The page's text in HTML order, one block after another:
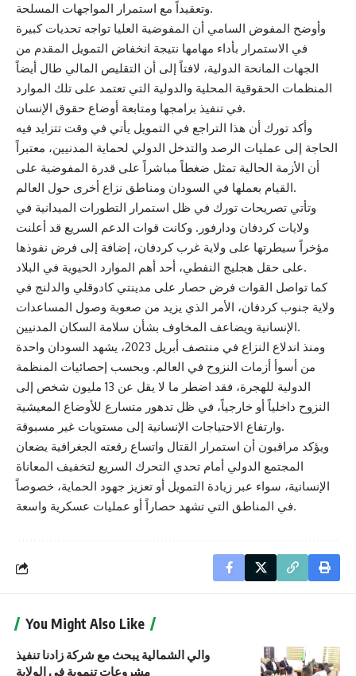
وتعقيداً مع استمرار المواجهات المسلحة.
وأوضح المفوض السامي أن المفوضية العليا تواجه تحديات كبيرة
في الاستمرار بأداء مهامها نتيجة انخفاض التمويل المقدم من
الجهات المانحة الدولية، لافتاً إلى أن التقليص المالي طال أيضاً
المنظمات الحقوقية المحلية والدولية التي تعتمد على تلك الموارد
في تنفيذ برامجها ومتابعة أوضاع حقوق الإنسان.
وأكد تورك أن هذا التراجع في التمويل يأتي في وقت تتزايد فيه
الحاجة إلى عمليات الرصد والتدخل الدولي لحماية المدنيين، معتبراً
أن الأزمة الحالية تمثل ضغطاً مباشراً على قدرة المفوضية على
القيام بعملها في السودان ومناطق نزاع أخرى حول العالم.
وتأتي تصريحات تورك في ظل استمرار التطورات الميدانية في
ولايات كردفان ودارفور. وكانت قوات الدعم السريع قد أعلنت
مؤخراً سيطرتها على ولاية غرب كردفان، إضافة إلى فرض نفوذها
على حقل هجليج النفطي، أحد أهم الموارد الحيوية في البلاد.
كما تواصل القوات فرض حصار على مدينتي كادوقلي والدلنج في
ولاية جنوب كردفان، الأمر الذي يزيد من صعوبة وصول المساعدات
الإنسانية ويضاعف المخاوف بشأن سلامة السكان المدنيين.
ومنذ اندلاع النزاع في منتصف أبريل 2023، يشهد السودان واحدة
من أسوأ أزمات النزوح في العالم. وبحسب إحصائيات المنظمة
الدولية للهجرة، فقد اضطر ما لا يقل عن 13 مليون شخص إلى
النزوح داخلياً أو خارجياً، في ظل تدهور متسارع للأوضاع المعيشية
وارتفاع الاحتياجات الإنسانية إلى مستويات غير مسبوقة.
ويؤكد مراقبون أن استمرار القتال واتساع رقعته الجغرافية يضعان
المجتمع الدولي أمام تحدي التحرك السريع لتخفيف المعاناة
الإنسانية، سواء عبر زيادة التمويل أو تعزيز جهود الحماية، خصوصاً
في المناطق التي تشهد حصاراً أو عمليات عسكرية واسعة.
You Might Also Like
والي الشمالية يبحث مع شركة زادنا تنفيذ
مشروعات تنموية في الولاية